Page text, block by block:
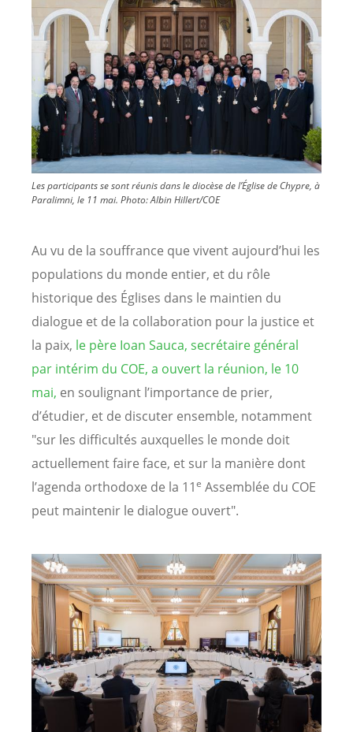
Les participants se sont réunis dans le diocèse de l’Église de Chypre, à
Paralimni, le 11 mai. Photo:Albin Hillert/COE
Au vu de la souffrance que vivent aujourd’hui les
populations du monde entier, et du rôle
historique des Églises dans le maintien du
dialogue et de la collaboration pour la justice et
la paix, le père Ioan Sauca, secrétaire général
par intérim du COE, a ouvert la réunion, le 10
mai, en soulignant l’importance de prier,
d’étudier, et de discuter ensemble, notamment
"sur les difficultés auxquelles le monde doit
actuellement faire face, et sur la manière dont
l’agenda orthodoxe de la 11e Assemblée du COE
peut maintenir le dialogue ouvert".
Image